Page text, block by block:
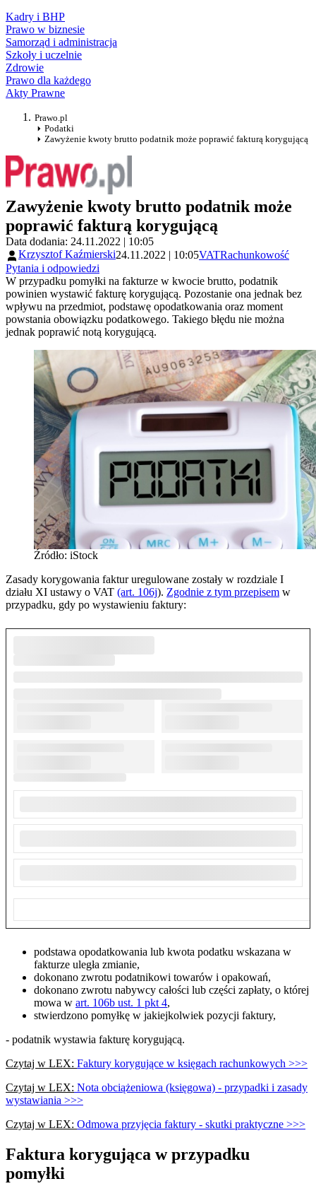
Kadry i BHP
Prawo w biznesie
Samorząd i administracja
Szkoły i uczelnie
Zdrowie
Prawo dla każdego
Akty Prawne
Prawo.pl
Podatki
Zawyżenie kwoty brutto podatnik może poprawić fakturą korygującą
Zawyżenie kwoty brutto podatnik może
poprawić fakturą korygującą
Data dodania: 24.11.2022 | 10:05
Krzysztof Kaźmierski24.11.2022 | 10:05VATRachunkowość
Pytania i odpowiedzi
W przypadku pomyłki na fakturze w kwocie brutto, podatnik
powinien wystawić fakturę korygującą. Pozostanie ona jednak bez
wpływu na przedmiot, podstawę opodatkowania oraz moment
powstania obowiązku podatkowego. Takiego błędu nie można
jednak poprawić notą korygującą.
Źródło: iStock
Zasady korygowania faktur uregulowane zostały w rozdziale I
działu XI ustawy o VAT (art. 106j). Zgodnie z tym przepisem w
przypadku, gdy po wystawieniu faktury:
podstawa opodatkowania lub kwota podatku wskazana w
fakturze uległa zmianie,
dokonano zwrotu podatnikowi towarów i opakowań,
dokonano zwrotu nabywcy całości lub części zapłaty, o której
mowa w art. 106b ust. 1 pkt 4,
stwierdzono pomyłkę w jakiejkolwiek pozycji faktury,
- podatnik wystawia fakturę korygującą.
Czytaj w LEX: Faktury korygujące w księgach rachunkowych >>>
Czytaj w LEX: Nota obciążeniowa (księgowa) - przypadki i zasady
wystawiania >>>
Czytaj w LEX: Odmowa przyjęcia faktury - skutki praktyczne >>>
Faktura korygująca w przypadku
pomyłki